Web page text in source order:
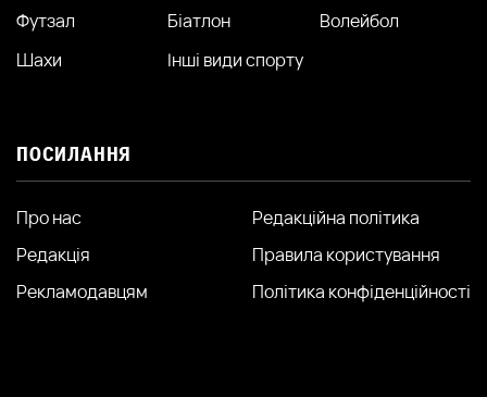
Футзал
Біатлон
Волейбол
Шахи
Інші види спорту
ПОСИЛАННЯ
Про нас
Редакція
Рекламодавцям
Редакційна політика
Правила користування
Політика конфіденційності